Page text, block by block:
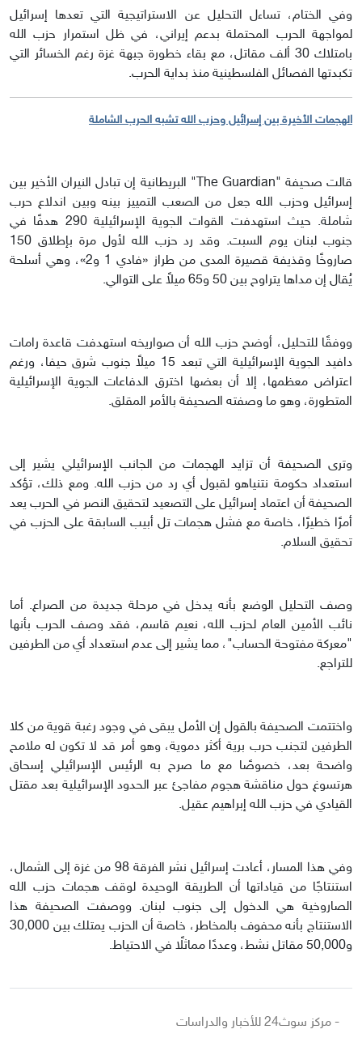
وفي الختام، تساءل التحليل عن الاستراتيجية التي تعدها إسرائيل
لمواجهة الحرب المحتملة بدعم إيراني، في ظل استمرار حزب الله
بامتلاك 30 ألف مقاتل، مع بقاء خطورة جبهة غزة رغم الخسائر التي
تكبدتها الفصائل الفلسطينية منذ بداية الحرب.
الهجمات الأخيرة بين إسرائيل وحزب الله تشبه الحرب الشاملة
قالت صحيفة "The Guardian" البريطانية إن تبادل النيران الأخير بين
إسرائيل وحزب الله جعل من الصعب التمييز بينه وبين اندلاع حرب
شاملة. حيث استهدفت القوات الجوية الإسرائيلية 290 هدفًا في
جنوب لبنان يوم السبت. وقد رد حزب الله لأول مرة بإطلاق 150
صاروخًا وقذيفة قصيرة المدى من طراز «فادي 1 و2»، وهي أسلحة
يُقال إن مداها يتراوح بين 50 و65 ميلاً على التوالي.
ووفقًا للتحليل، أوضح حزب الله أن صواريخه استهدفت قاعدة رامات
دافيد الجوية الإسرائيلية التي تبعد 15 ميلاً جنوب شرق حيفا، ورغم
اعتراض معظمها، إلا أن بعضها اخترق الدفاعات الجوية الإسرائيلية
المتطورة، وهو ما وصفته الصحيفة بالأمر المقلق.
وترى الصحيفة أن تزايد الهجمات من الجانب الإسرائيلي يشير إلى
استعداد حكومة نتنياهو لقبول أي رد من حزب الله. ومع ذلك، تؤكد
الصحيفة أن اعتماد إسرائيل على التصعيد لتحقيق النصر في الحرب يعد
أمرًا خطيرًا، خاصة مع فشل هجمات تل أبيب السابقة على الحزب في
تحقيق السلام.
وصف التحليل الوضع بأنه يدخل في مرحلة جديدة من الصراع. أما
نائب الأمين العام لحزب الله، نعيم قاسم، فقد وصف الحرب بأنها
"معركة مفتوحة الحساب"، مما يشير إلى عدم استعداد أي من الطرفين
للتراجع.
واختتمت الصحيفة بالقول إن الأمل يبقى في وجود رغبة قوية من كلا
الطرفين لتجنب حرب برية أكثر دموية، وهو أمر قد لا تكون له ملامح
واضحة بعد، خصوصًا مع ما صرح به الرئيس الإسرائيلي إسحاق
هرتسوغ حول مناقشة هجوم مفاجئ عبر الحدود الإسرائيلية بعد مقتل
القيادي في حزب الله إبراهيم عقيل.
وفي هذا المسار، أعادت إسرائيل نشر الفرقة 98 من غزة إلى الشمال،
استنتاجًا من قياداتها أن الطريقة الوحيدة لوقف هجمات حزب الله
الصاروخية هي الدخول إلى جنوب لبنان. ووصفت الصحيفة هذا
الاستنتاج بأنه محفوف بالمخاطر، خاصة أن الحزب يمتلك بين 30,000
و50,000 مقاتل نشط، وعددًا مماثلًا في الاحتياط.
- مركز سوث24 للأخبار والدراسات